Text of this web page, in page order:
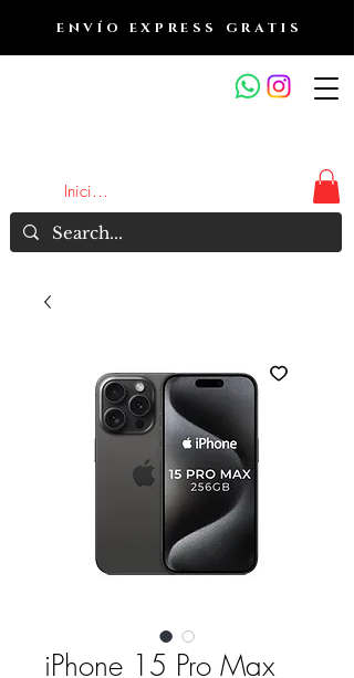
OUTLET DE FRAGANCIAS
Iniciar sesión
ENVÍO EXPRESS GRATIS
iPhone 15 Pro Max